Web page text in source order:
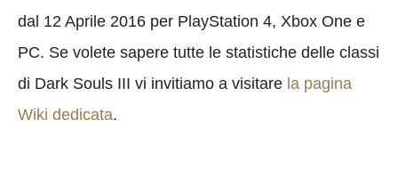
dal 12 Aprile 2016 per PlayStation 4, Xbox One e
PC. Se volete sapere tutte le statistiche delle classi
di Dark Souls III vi invitiamo a visitare la pagina
Wiki dedicata.